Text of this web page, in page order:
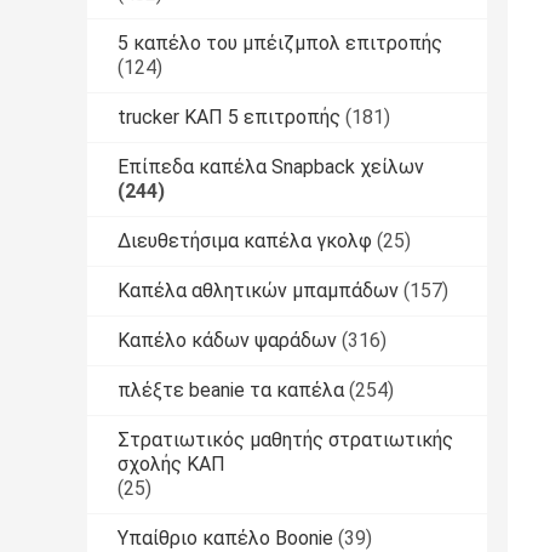
5 καπέλο του μπέιζμπολ επιτροπής
(124)
trucker ΚΑΠ 5 επιτροπής (181)
Επίπεδα καπέλα Snapback χείλων
(244)
Διευθετήσιμα καπέλα γκολφ (25)
Καπέλα αθλητικών μπαμπάδων (157)
Καπέλο κάδων ψαράδων (316)
πλέξτε beanie τα καπέλα (254)
Στρατιωτικός μαθητής στρατιωτικής
σχολής ΚΑΠ
(25)
Υπαίθριο καπέλο Boonie (39)